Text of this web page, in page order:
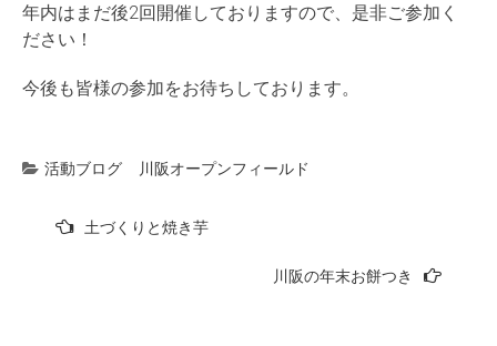
年内はまだ後2回開催しておりますので、是非ご参加く
ださい！
今後も皆様の参加をお待ちしております。
活動ブログ 川阪オープンフィールド
土づくりと焼き芋
川阪の年末お餅つき